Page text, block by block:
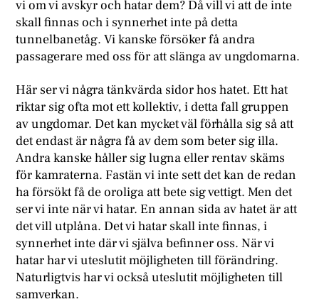
vi om vi avskyr och hatar dem? Då vill vi att de inte
skall finnas och i synnerhet inte på detta
tunnelbanetåg. Vi kanske försöker få andra
passagerare med oss för att slänga av ungdomarna.
Här ser vi några tänkvärda sidor hos hatet. Ett hat
riktar sig ofta mot ett kollektiv, i detta fall gruppen
av ungdomar. Det kan mycket väl förhålla sig så att
det endast är några få av dem som beter sig illa.
Andra kanske håller sig lugna eller rentav skäms
för kamraterna. Fastän vi inte sett det kan de redan
ha försökt få de oroliga att bete sig vettigt. Men det
ser vi inte när vi hatar. En annan sida av hatet är att
det vill utplåna. Det vi hatar skall inte finnas, i
synnerhet inte där vi själva befinner oss. När vi
hatar har vi uteslutit möjligheten till förändring.
Naturligtvis har vi också uteslutit möjligheten till
samverkan.